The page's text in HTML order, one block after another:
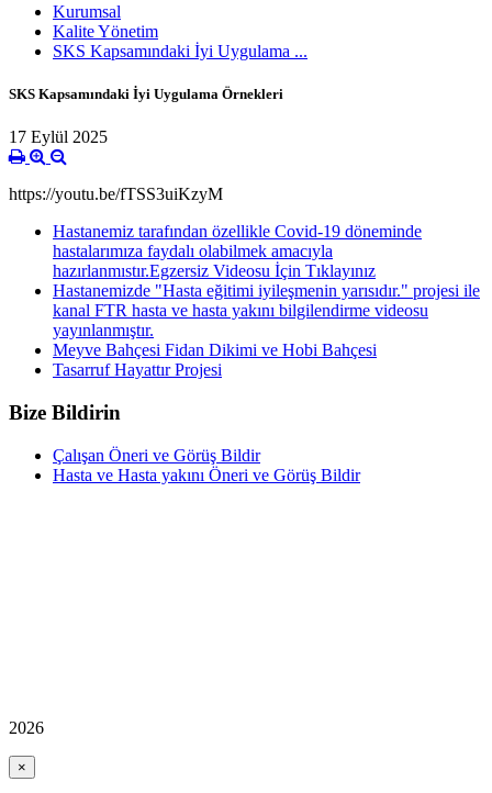
Kurumsal
Kalite Yönetim
SKS Kapsamındaki İyi Uygulama ...
SKS Kapsamındaki İyi Uygulama Örnekleri
17 Eylül 2025
https://youtu.be/fTSS3uiKzyM
Hastanemiz tarafından özellikle Covid-19 döneminde
hastalarımıza faydalı olabilmek amacıyla
hazırlanmıstır.Egzersiz Videosu İçin Tıklayınız
Hastanemizde "Hasta eğitimi iyileşmenin yarısıdır." projesi ile
kanal FTR hasta ve hasta yakını bilgilendirme videosu
yayınlanmıştır.
Meyve Bahçesi Fidan Dikimi ve Hobi Bahçesi
Tasarruf Hayattır Projesi
Bize Bildirin
Çalışan Öneri ve Görüş Bildir
Hasta ve Hasta yakını Öneri ve Görüş Bildir
2026
×